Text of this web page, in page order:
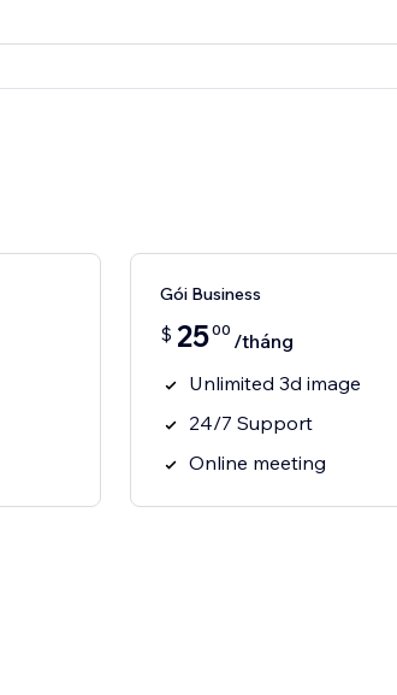
Gói Business
$ 2500 /tháng
Unlimited 3d image
24/7 Support
Online meeting